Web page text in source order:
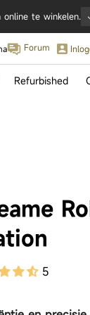
te winkelen.
Forum
Refurbished
5